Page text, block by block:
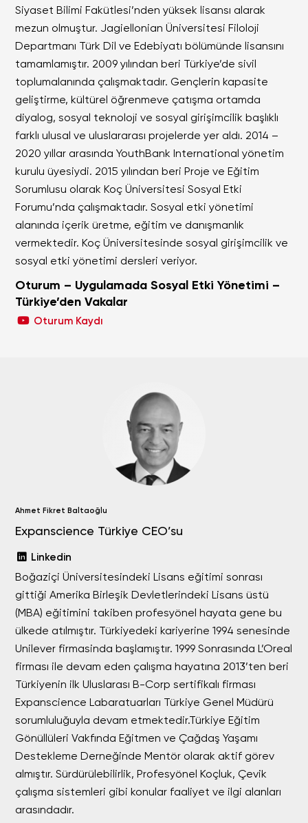
Siyaset Bilimi Fakütlesi’nden yüksek lisansı alarak
mezun olmuştur. Jagiellonian Üniversitesi Filoloji
Departmanı Türk Dil ve Edebiyatı bölümünde lisansını
tamamlamıştır. 2009 yılından beri Türkiye’de sivil
toplumalanında çalışmaktadır. Gençlerin kapasite
geliştirme, kültürel öğrenmeve çatışma ortamda
diyalog, sosyal teknoloji ve sosyal girişimcilik başlıklı
farklı ulusal ve uluslararası projelerde yer aldı. 2014 –
2020 yıllar arasında YouthBank International yönetim
kurulu üyesiydi. 2015 yılından beri Proje ve Eğitim
Sorumlusu olarak Koç Üniversitesi Sosyal Etki
Forumu’nda çalışmaktadır. Sosyal etki yönetimi
alanında içerik üretme, eğitim ve danışmanlık
vermektedir. Koç Üniversitesinde sosyal girişimcilik ve
sosyal etki yönetimi dersleri veriyor.
Oturum – Uygulamada Sosyal Etki Yönetimi –
Türkiye’den Vakalar
Oturum Kaydı
Ahmet Fikret Baltaoğlu
Expanscience Türkiye CEO’su
Linkedin
Boğaziçi Üniversitesindeki Lisans eğitimi sonrası
gittiği Amerika Birleşik Devletlerindeki Lisans üstü
(MBA) eğitimini takiben profesyönel hayata gene bu
ülkede atılmıştır. Türkiyedeki kariyerine 1994 senesinde
Unilever firmasinda başlamıştır. 1999 Sonrasında L’Oreal
firması ile devam eden çalışma hayatına 2013’ten beri
Türkiyenin ilk Uluslarası B-Corp sertifikalı firması
Expanscience Labaratuarları Türkiye Genel Müdürü
sorumluluğuyla devam etmektedir.Türkiye Eğitim
Gönüllüleri Vakfında Eğitmen ve Çağdaş Yaşamı
Destekleme Derneğinde Mentör olarak aktif görev
almıştır. Sürdürülebilirlik, Profesyönel Koçluk, Çevik
çalışma sistemleri gibi konular faaliyet ve ilgi alanları
arasındadır.